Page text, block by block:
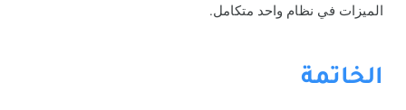
الميزات في نظام واحد متكامل.
الخاتمة